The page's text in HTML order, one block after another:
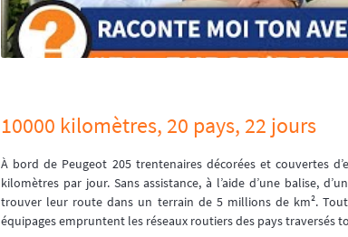
10000 kilomètres, 20 pays, 22 jours
À bord de Peugeot 205 trentenaires décorées et couvertes
kilomètres par jour. Sans assistance, à l’aide d’une balise,
trouver leur route dans un terrain de 5 millions de km².
équipages empruntent les réseaux routiers des pays traversés